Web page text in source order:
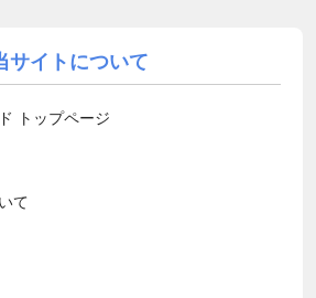
サイトについて
トップページ
て